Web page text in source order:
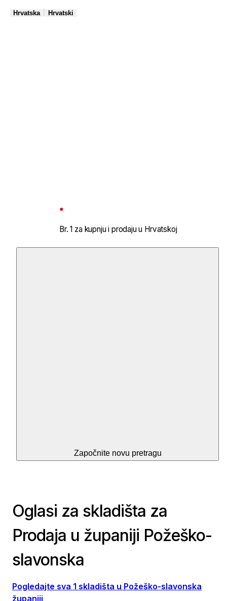
Hrvatska Hrvatski
Br. 1 za kupnju i prodaju u Hrvatskoj
Započnite novu pretragu
Oglasi za skladišta za
Prodaja u županiji Požeško-
slavonska
Pogledajte sva 1 skladišta u Požeško-slavonska
županiji